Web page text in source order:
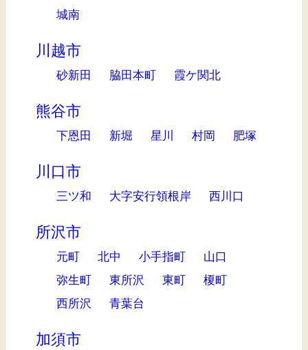
城南
川越市
砂新田 脇田本町 霞ケ関北
熊谷市
下恩田 新堀 星川 村岡 肥塚
川口市
三ツ和 大字安行領根岸 西川口
所沢市
元町 北中 小手指町
山口
弥生町
東所沢 東町
榎町
西所沢
青葉台
加須市